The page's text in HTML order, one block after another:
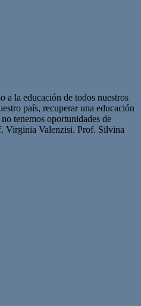
a la educación de todos nuestros
país, recuperar una educación
tenemos oportunidades de
Virginia Valenzisi. Prof. Silvina